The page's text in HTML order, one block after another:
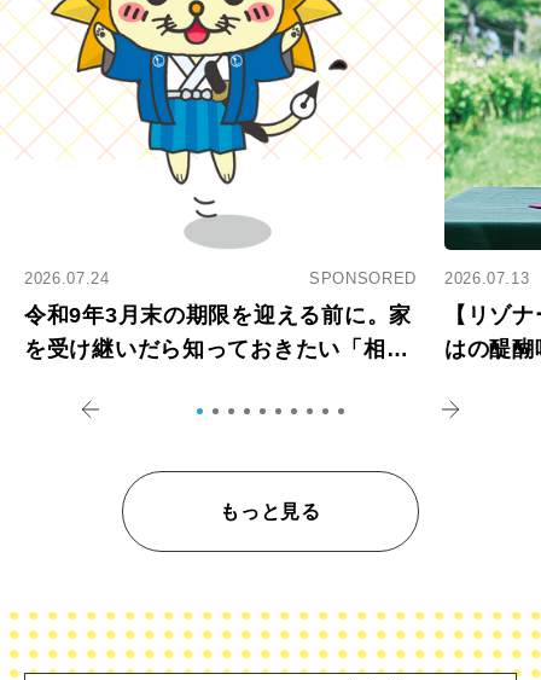
2026.07.24 SPONSORED
令和9年3月末の期限を迎える前に。家
を受け継いだら知っておきたい「相続
2026.07.13
【リゾ
はの醍
もっと見る